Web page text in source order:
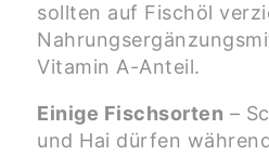
sollten auf Fischöl
Vitamin A-Anteil.
Einige Fischsorten –
und Hai dürfen